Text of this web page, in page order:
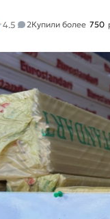
4.5 2Купили более 750